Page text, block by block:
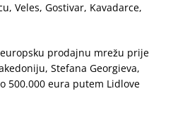
Veles, Gostivar, Kavadarce,
prodajnu mrežu prije
Stefana Georgieva,
500.000 eura putem Lidlove